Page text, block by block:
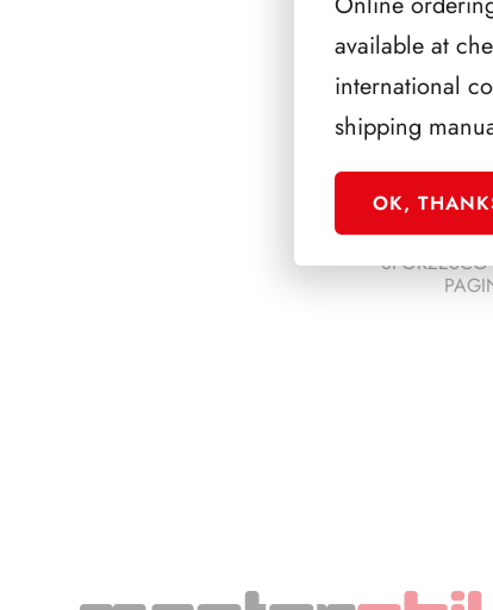
available at
international
shipping
OK,